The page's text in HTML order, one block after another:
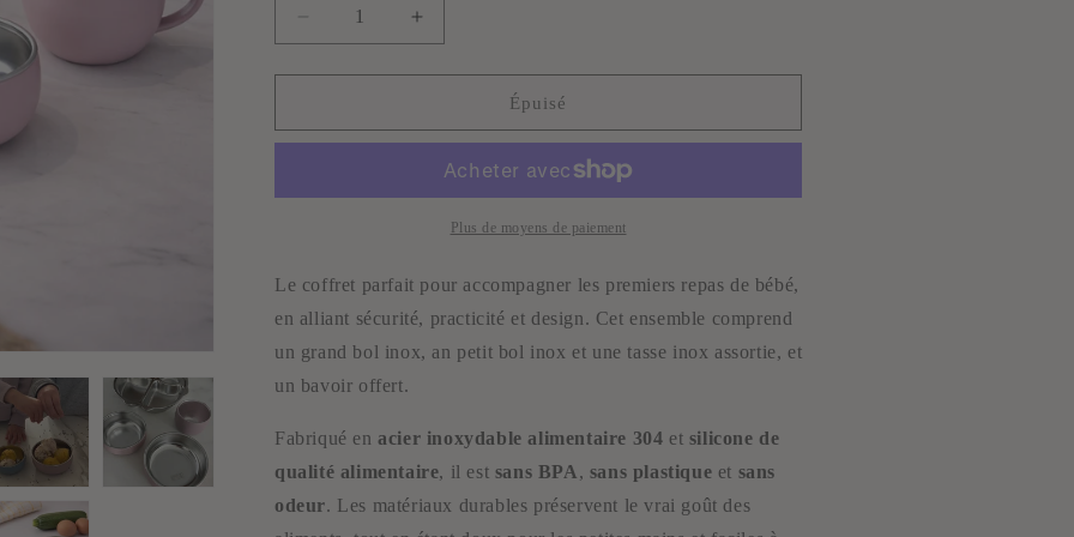
Réduire
la
quantité
Set
tasse
Augmenter
la
quantité
Set
tasse
colorés
Épuisé
Plus de moyens de paiement
Le coffret parfait pour accompagner les premiers repas de bébé,
en alliant sécurité, practicité et design. Cet ensemble comprend
un grand bol inox, an petit bol inox et une tasse inox assortie, et
un bavoir offert.
Fabriqué enacier inoxydable alimentaire 304 et silicone de
qualité alimentaire, il est sans BPA , sans plastique et sans
odeur. Les matériaux durables préservent le vrai goût des